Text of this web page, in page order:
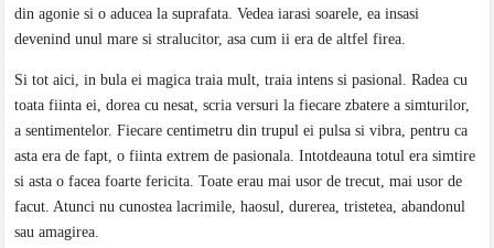
din agonie si o aducea la suprafata. Vedea iarasi soarele, ea insasi
devenind unul mare si stralucitor, asa cum ii era de altfel firea.
Si tot aici, in bula ei magica traia mult, traia intens si pasional. Radea cu
toata fiinta ei, dorea cu nesat, scria versuri la fiecare zbatere a simturilor,
a sentimentelor. Fiecare centimetru din trupul ei pulsa si vibra, pentru ca
asta era de fapt, o fiinta extrem de pasionala. Intotdeauna totul era simtire
si asta o facea foarte fericita. Toate erau mai usor de trecut, mai usor de
facut. Atunci nu cunostea lacrimile, haosul, durerea, tristetea, abandonul
sau amagirea.